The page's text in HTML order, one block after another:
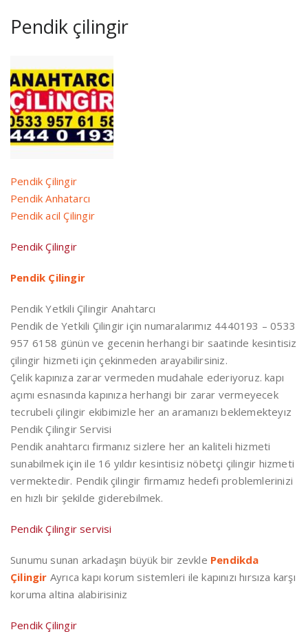
Pendik çilingir
Pendik Çilingir
Pendik Anhatarcı
Pendik acil Çilingir
Pendik Çilingir
Pendik Çilingir
Pendik Yetkili Çilingir Anahtarcı
Pendik de Yetkili Çilingir için numaralarımız 4440193 – 0533
957 6158 günün ve gecenin herhangi bir saatinde kesintisiz
çilingir hizmeti için çekinmeden arayabilirsiniz.
Çelik kapınıza zarar vermeden mudahale ederiyoruz. kapı
açımı esnasında kapınıza herhangi bir zarar vermeyecek
tecrubeli çilingir ekibimizle her an aramanızı beklemekteyız
Pendik Çilingir Servisi
Pendik anahtarcı firmanız sizlere her an kaliteli hizmeti
sunabilmek için ile 16 yıldır kesintisiz nöbetçi çilingir hizmeti
vermektedir. Pendik çilingir firmamız hedefi problemlerinizi
en hızlı bir şekilde giderebilmek.
Pendik Çilingir servisi
Sunumu sunan arkadaşın büyük bir zevkle Pendikda
Çilingir Ayrıca kapı korum sistemleri ile kapınızı hırsıza karşı
koruma altina alabirisiniz
Pendik Çilingir